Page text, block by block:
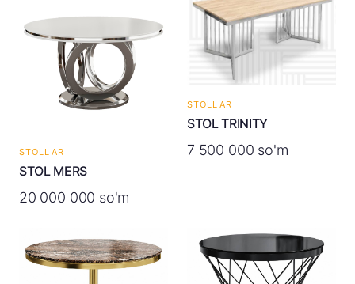
STOLLAR
STOL MERS
20 000 000 so'm
STOLLAR
STOL TRINITY
7 500 000 so'm